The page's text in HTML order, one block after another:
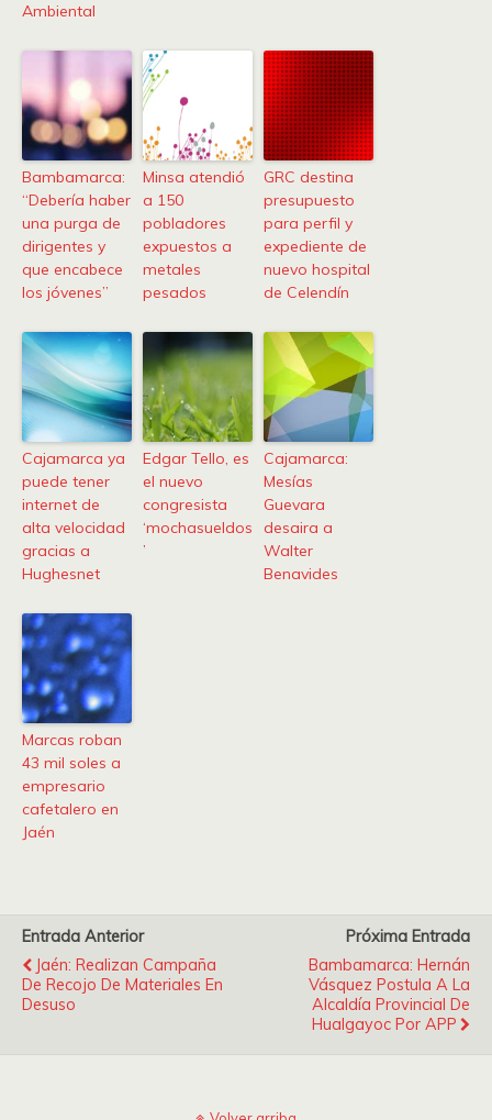
Ambiental
Bambamarca:
“Debería haber
una purga de
dirigentes y
que encabece
los jóvenes”
Minsa atendió
a 150
pobladores
expuestos a
metales
pesados
GRC destina
presupuesto
para perfil y
expediente de
nuevo hospital
de Celendín
Cajamarca ya
puede tener
internet de
alta velocidad
gracias a
Hughesnet
Edgar Tello, es
el nuevo
congresista
‘mochasueldos
’
Cajamarca:
Mesías
Guevara
desaira a
Walter
Benavides
Marcas roban
43 mil soles a
empresario
cafetalero en
Jaén
Entrada Anterior
Jaén: Realizan Campaña
De Recojo De Materiales En
Desuso
Próxima Entrada
Bambamarca: Hernán
Vásquez Postula A La
Alcaldía Provincial De
Hualgayoc Por APP